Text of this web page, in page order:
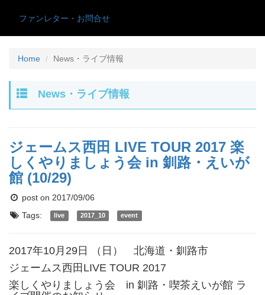
ファンレター・お問合せ
Home News・ライブ情報
News・ライブ情報
ジェームス西田 LIVE TOUR 2017 楽
しくやりましょう会 in 釧路・えいが
館 (10/29)
post on 2017/09/06
Tags:
live 2017_10 event
2017年10月29日 （日） 北海道・釧路市
ジェームス西田LIVE TOUR 2017
楽しくやりましょう会 in 釧路・喫茶えいが館 ラ